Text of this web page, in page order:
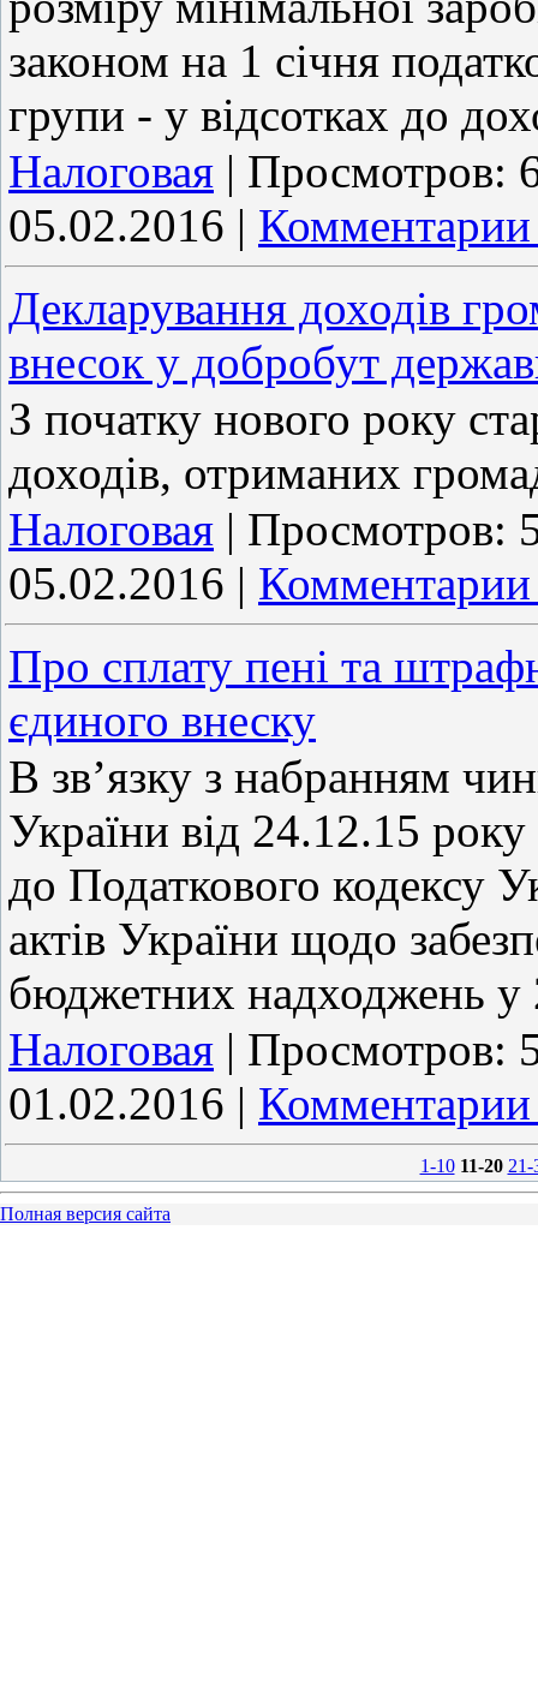
законом на 1 січня
групи - у відсотках до
Налоговая | Просмотров:
05.02.2016 |
Декларування доходів
внесок у добробут
З початку нового року
доходів, отриманих
Налоговая | Просмотров:
05.02.2016 |
Про сплату пені та
єдиного внеску
В зв’язку з набранням
України від 24.12.15
до Податкового кодексу
актів України щодо
бюджетних надходжень у
Налоговая | Просмотров:
01.02.2016 |
1-10 11-20 21-
Полная версия сайта